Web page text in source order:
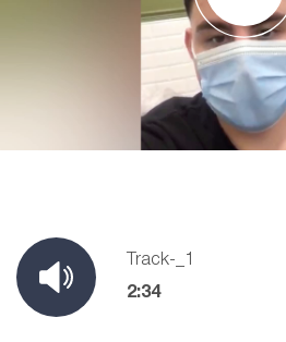
Track-_1
2:34